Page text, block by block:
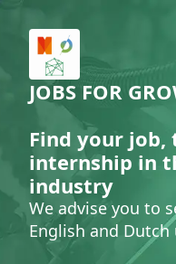
JOBS FOR
Find your
internship in
industry
We advise you to
English and